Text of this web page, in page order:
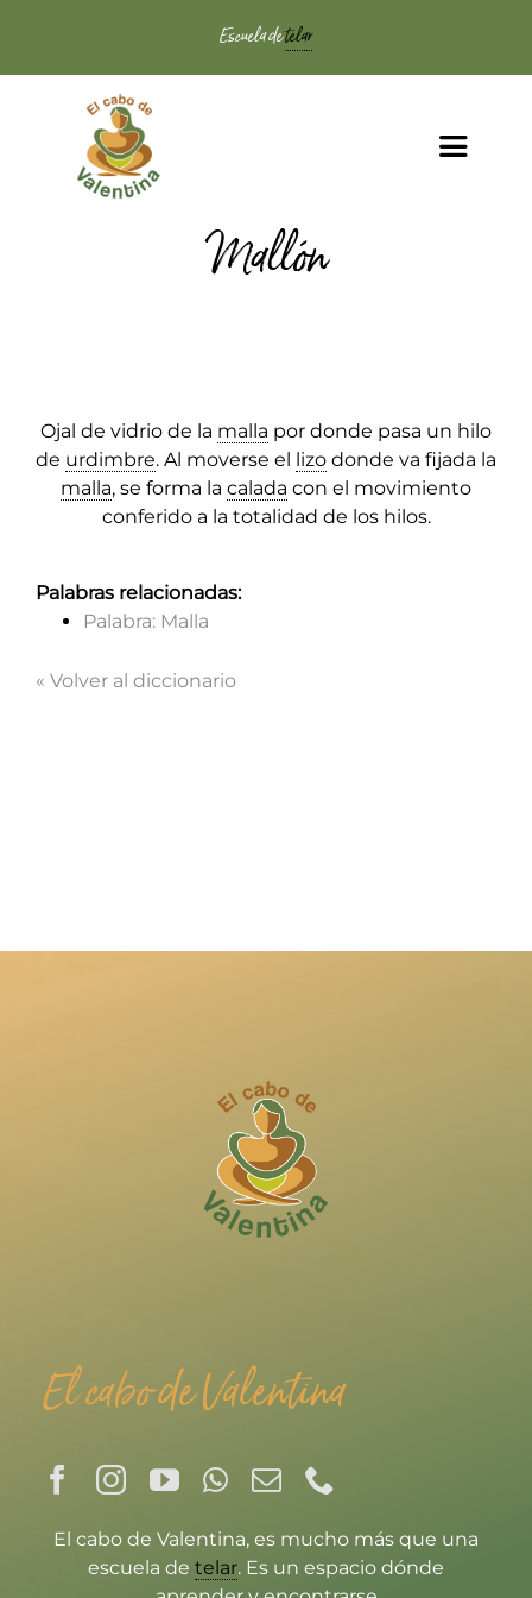
contenido
Escuela detelar
Toggle
El Telar
Noticias
Quién soy
Mallón
Ojal de vidrio de la malla por donde pasa un hilo
de urdimbre. Al moverse el lizo donde va fijada la
malla, se forma la calada con el movimiento
conferido a la totalidad de los hilos.
Palabras relacionadas:
Palabra: Malla
« Volver al diccionario
El cabo de Valentina
El cabo de Valentina, es mucho más que una
escuela de telar. Es un espacio dónde